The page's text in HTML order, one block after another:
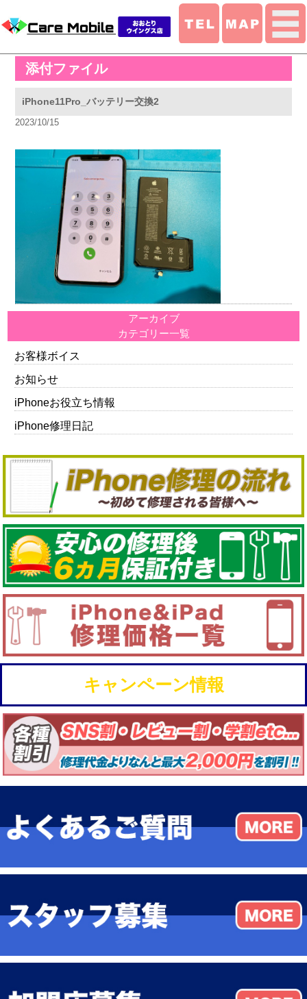
添付ファイル
iPhone11Pro_バッテリー交換2
2023/10/15
アーカイブ
カテゴリー一覧
お客様ボイス
お知らせ
iPhoneお役立ち情報
iPhone修理日記
キャンペーン情報